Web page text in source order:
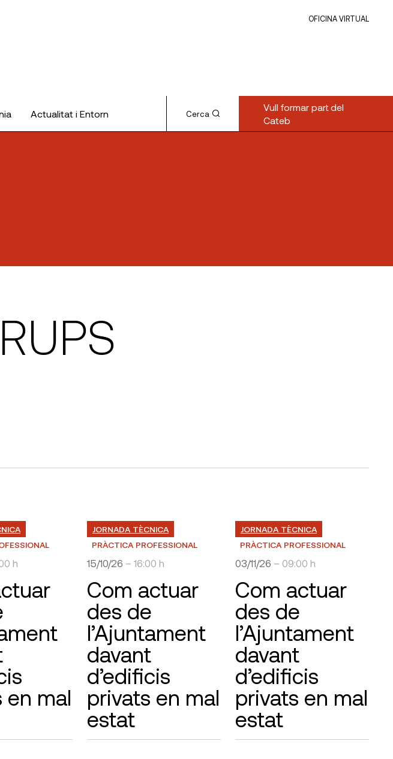
OFICINA VIRTUAL
Actualitat i Entorn Cerca
Vull formar part del
Cateb
h
en mal
JORNADA TÈCNICA
PRÀCTICA PROFESSIONAL
15/10/26 – 16:00 h
Com actuar
des de
l’Ajuntament
davant
d’edificis
privats en mal
estat
JORNADA TÈCNICA
PRÀCTICA PROFESSIONAL
03/11/26 – 09:00 h
Com actuar
des de
l’Ajuntament
davant
d’edificis
privats en mal
estat